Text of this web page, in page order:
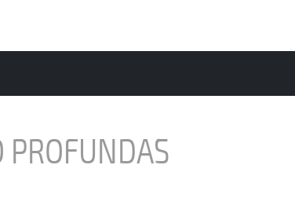
PROFUNDAS